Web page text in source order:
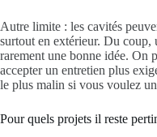
Autre limite : les cavités
surtout en extérieur. Du coup,
rarement une bonne idée. On
accepter un entretien plus
le plus malin si vous voulez
Pour quels projets il reste